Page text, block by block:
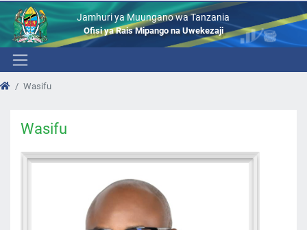
Jamhuri ya Muungano wa Tanzania
Ofisi ya Rais Mipango na Uwekezaji
Wasifu
Wasifu